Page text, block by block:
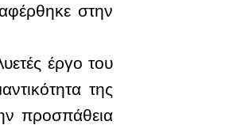
στην
έργο του
της
προσπάθεια